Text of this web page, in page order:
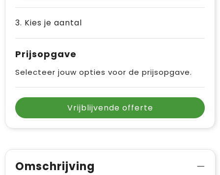
3. Kies je aantal
Prijsopgave
Selecteer jouw opties voor de prijsopgave.
Vrijblijvende offerte
Omschrijving